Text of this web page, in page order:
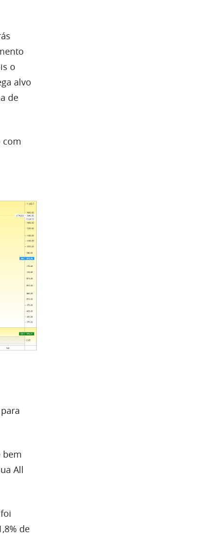
o
alvo
de
com
bem
All
de